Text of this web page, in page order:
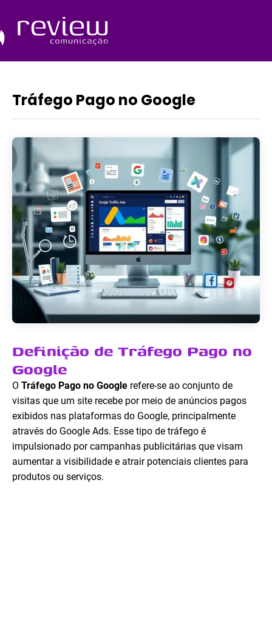
o
conteúdo
Tráfego Pago no Google
Definição de Tráfego Pago no
Google
O Tráfego Pago no Google refere-se ao conjunto de
visitas que um site recebe por meio de anúncios pagos
exibidos nas plataformas do Google, principalmente
através do Google Ads. Esse tipo de tráfego é
impulsionado por campanhas publicitárias que visam
aumentar a visibilidade e atrair potenciais clientes para
produtos ou serviços.